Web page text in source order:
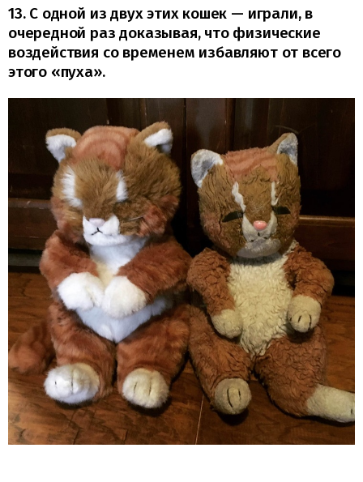
13. С одной из двух этих кошек — играли, в
очередной раз доказывая, что физические
воздействия со временем избавляют от всего
этого «пуха».